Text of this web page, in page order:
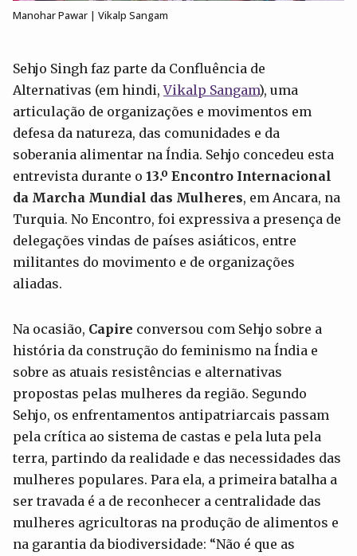
Manohar Pawar | Vikalp Sangam
Sehjo Singh faz parte da Confluência de
Alternativas (em hindi,Vikalp Sangam), uma
articulação de organizações e movimentos em
defesa da natureza, das comunidades e da
soberania alimentar na Índia. Sehjo concedeu esta
entrevista durante o 13.º Encontro Internacional
da Marcha Mundial das Mulheres, em Ancara, na
Turquia. No Encontro, foi expressiva a presença de
delegações vindas de países asiáticos, entre
militantes do movimento e de organizações
aliadas.
Na ocasião, Capire conversou com Sehjo sobre a
história da construção do feminismo na Índia e
sobre as atuais resistências e alternativas
propostas pelas mulheres da região. Segundo
Sehjo, os enfrentamentos antipatriarcais passam
pela crítica ao sistema de castas e pela luta pela
terra, partindo da realidade e das necessidades das
mulheres populares. Para ela, a primeira batalha a
ser travada é a de reconhecer a centralidade das
mulheres agricultoras na produção de alimentos e
na garantia da biodiversidade: “Não é que as